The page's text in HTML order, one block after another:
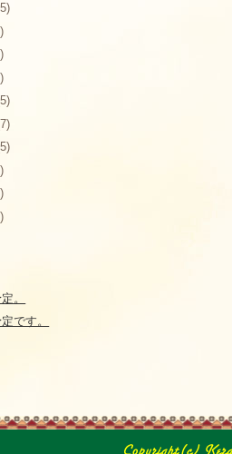
。
です。